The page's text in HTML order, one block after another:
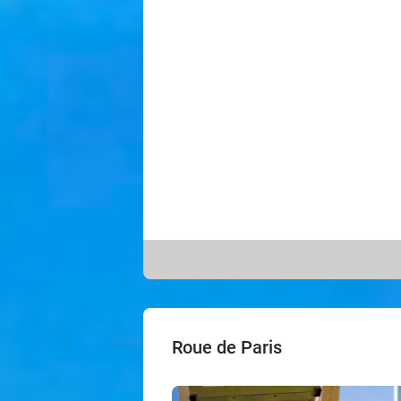
Roue de Paris